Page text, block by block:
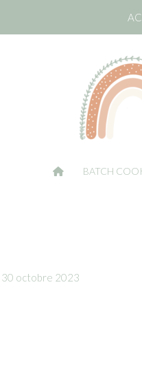
BATCH
30 octobre 2023